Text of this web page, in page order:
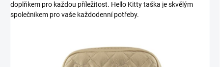
doplňkem pro každou příležitost. Hello Kitty taška je skvělým
společníkem pro vaše každodenní potřeby.